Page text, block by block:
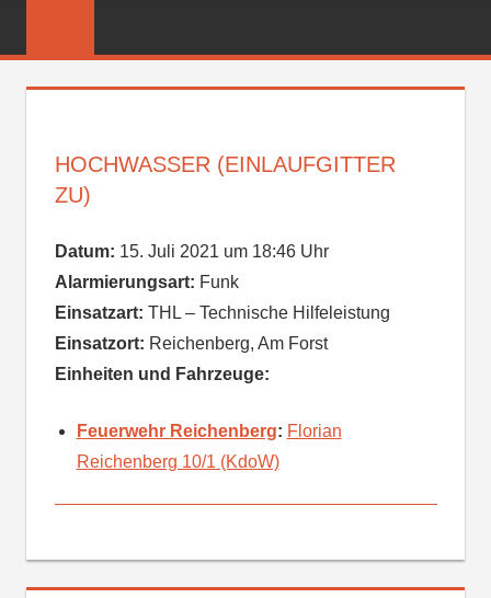
FEUERWEHR
HOCHWASSER (EINLAUFGITTER
ZU)
Datum: 15. Juli 2021 um 18:46 Uhr
Alarmierungsart: Funk
Einsatzart: THL – Technische Hilfeleistung
Einsatzort: Reichenberg, Am Forst
Einheiten und Fahrzeuge:
Feuerwehr Reichenberg: Florian
Reichenberg 10/1 (KdoW)